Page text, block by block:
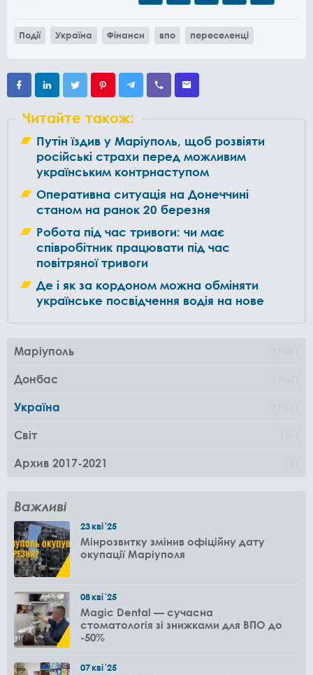
Події Україна Фінанси впо переселенці
Читайте також:
Путін їздив у Маріуполь, щоб розвіяти
російські страхи перед можливим
українським контрнаступом
Оперативна ситуація на Донеччині
станом на ранок 20 березня
Робота під час тривоги: чи має
співробітник працювати під час
повітряної тривоги
Де і як за кордоном можна обміняти
українське посвідчення водія на нове
Маріуполь
Донбас
Україна
Світ
Архив 2017-2021
Важливі
23кві'25
Мінрозвитку змінив офіційну дату
окупації Маріуполя
08кві'25
Magic Dental — сучасна
стоматологія зі знижками для ВПО до
-50%
07кві'25